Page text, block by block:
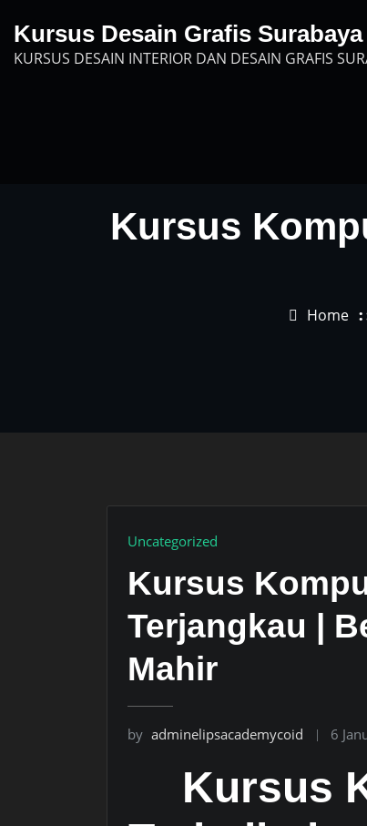
content
Kursus Desain Grafis
KURSUS DESAIN INTERIOR DAN DESAIN GRAFIS
Kursus
Home
Uncategorized
Kursus
Terjangkau |
Mahir
by adminelipsacademycoid 6
Kursus